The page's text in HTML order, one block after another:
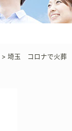
> 埼玉 コロナで火葬